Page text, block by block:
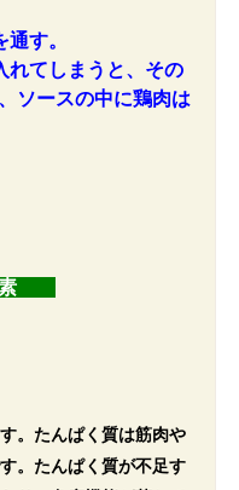
す。
れてしまうと、その
ソースの中に鶏肉は
素
。たんぱく質は筋肉や
。たんぱく質が不足す